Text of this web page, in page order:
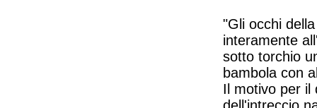
"Gli occhi
interamente
sotto torchio
bambola con
Il motivo per il